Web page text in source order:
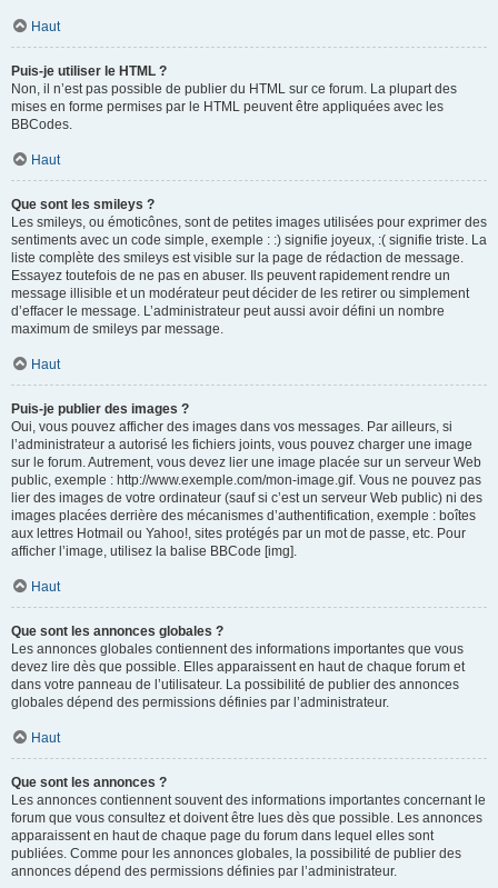
Haut
Puis-je utiliser le HTML ?
Non, il n’est pas possible de publier du HTML sur ce forum. La plupart des
mises en forme permises par le HTML peuvent être appliquées avec les
BBCodes.
Haut
Que sont les smileys ?
Les smileys, ou émoticônes, sont de petites images utilisées pour exprimer des
sentiments avec un code simple, exemple : :) signifie joyeux, :( signifie triste. La
liste complète des smileys est visible sur la page de rédaction de message.
Essayez toutefois de ne pas en abuser. Ils peuvent rapidement rendre un
message illisible et un modérateur peut décider de les retirer ou simplement
d’effacer le message. L’administrateur peut aussi avoir défini un nombre
maximum de smileys par message.
Haut
Puis-je publier des images ?
Oui, vous pouvez afficher des images dans vos messages. Par ailleurs, si
l’administrateur a autorisé les fichiers joints, vous pouvez charger une image
sur le forum. Autrement, vous devez lier une image placée sur un serveur Web
public, exemple : http://www.exemple.com/mon-image.gif. Vous ne pouvez pas
lier des images de votre ordinateur (sauf si c’est un serveur Web public) ni des
images placées derrière des mécanismes d’authentification, exemple : boîtes
aux lettres Hotmail ou Yahoo!, sites protégés par un mot de passe, etc. Pour
afficher l’image, utilisez la balise BBCode [img].
Haut
Que sont les annonces globales ?
Les annonces globales contiennent des informations importantes que vous
devez lire dès que possible. Elles apparaissent en haut de chaque forum et
dans votre panneau de l’utilisateur. La possibilité de publier des annonces
globales dépend des permissions définies par l’administrateur.
Haut
Que sont les annonces ?
Les annonces contiennent souvent des informations importantes concernant le
forum que vous consultez et doivent être lues dès que possible. Les annonces
apparaissent en haut de chaque page du forum dans lequel elles sont
publiées. Comme pour les annonces globales, la possibilité de publier des
annonces dépend des permissions définies par l’administrateur.